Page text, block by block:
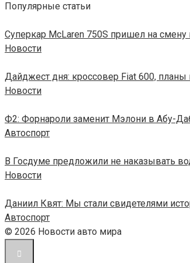
Популярные статьи
Суперкар McLaren 750S пришел на смену
Новости
Дайджест дня: кроссовер Fiat 600, планы
Новости
Ф2: Форнароли заменит Мэлони в Абу-
Автоспорт
В Госдуме предложили не наказывать
Новости
Даниил Квят: Мы стали свидетелями
Автоспорт
© 2026 Новости авто мира